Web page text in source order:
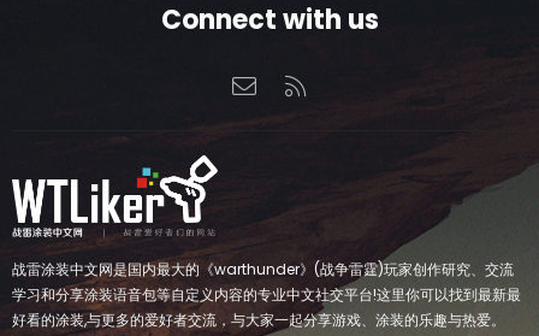
Connect with us
联系我们
战雷涂装中文网是国内最大的《warthunder》(战争雷霆)玩家创作研究、交流
学习和分享涂装语音包等自定义内容的专业中文社交平台!这里你可以找到最新最
好看的涂装,与更多的爱好者交流，与大家一起分享游戏、涂装的乐趣与热爱。